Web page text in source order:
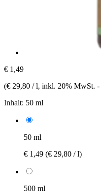
€ 1,49
(€ 29,80 / l, inkl. 20% MwSt. -
Inhalt: 50 ml
50 ml
€ 1,49 (€ 29,80 / l)
500 ml